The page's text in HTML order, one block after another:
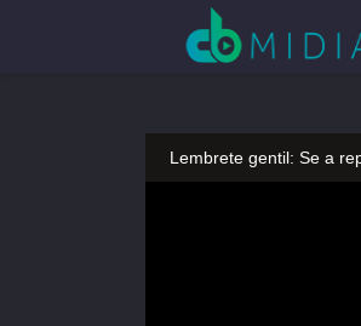
Lembrete gentil: Se a